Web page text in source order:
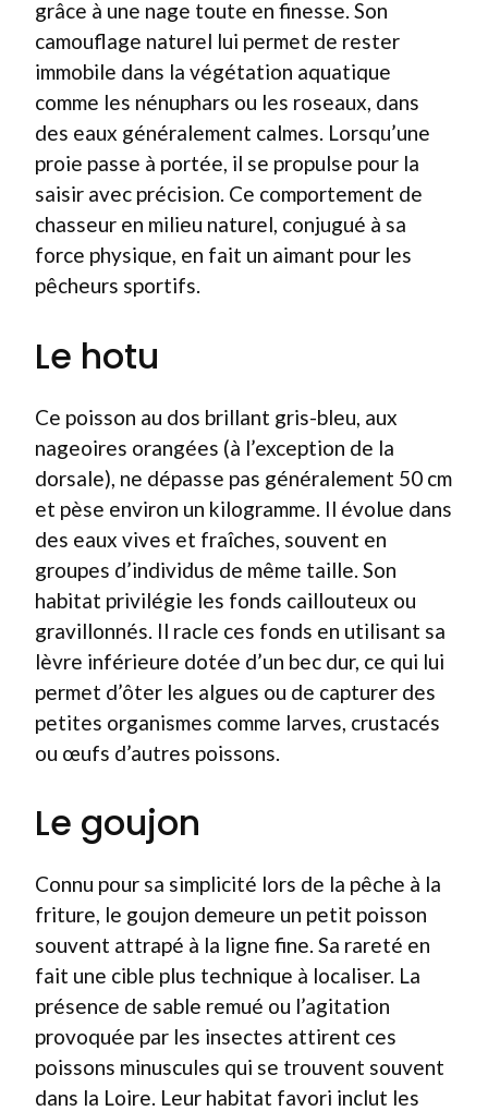
grâce à une nage toute en finesse. Son
camouflage naturel lui permet de rester
immobile dans la végétation aquatique
comme les nénuphars ou les roseaux, dans
des eaux généralement calmes. Lorsqu’une
proie passe à portée, il se propulse pour la
saisir avec précision. Ce comportement de
chasseur en milieu naturel, conjugué à sa
force physique, en fait un aimant pour les
pêcheurs sportifs.
Le hotu
Ce poisson au dos brillant gris-bleu, aux
nageoires orangées (à l’exception de la
dorsale), ne dépasse pas généralement 50 cm
et pèse environ un kilogramme. Il évolue dans
des eaux vives et fraîches, souvent en
groupes d’individus de même taille. Son
habitat privilégie les fonds caillouteux ou
gravillonnés. Il racle ces fonds en utilisant sa
lèvre inférieure dotée d’un bec dur, ce qui lui
permet d’ôter les algues ou de capturer des
petites organismes comme larves, crustacés
ou œufs d’autres poissons.
Le goujon
Connu pour sa simplicité lors de la pêche à la
friture, le goujon demeure un petit poisson
souvent attrapé à la ligne fine. Sa rareté en
fait une cible plus technique à localiser. La
présence de sable remué ou l’agitation
provoquée par les insectes attirent ces
poissons minuscules qui se trouvent souvent
dans la Loire. Leur habitat favori inclut les